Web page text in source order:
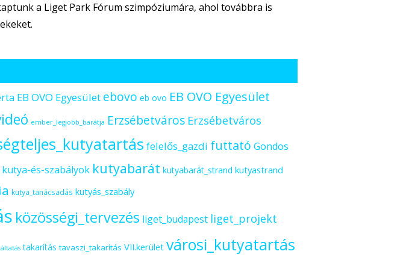
a Liget Park Fórum szimpóziumára, ahol továbbra is
EB OVO Egyesület ebovo eb ovo EB OVO Egyesület
ember_legjobb_barátja Erzsébetváros Erzsébetváros
felelős_gazdi futtató Gondos
kutya-és-szabályok kutyabarát kutyabarát_strand kutyastrand
kutya_tanácsadás kutyás_szabály
közösségi_tervezés liget_budapest liget_projekt
takarítás tavaszi_takarítás VII.kerület városi_kutyatartás